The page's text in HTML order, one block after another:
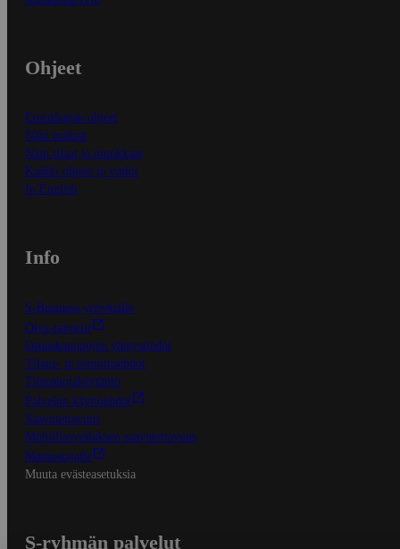
Ohjeet
Ensitilaajan ohjeet
Näin maksat
Näin tilaat ja muokkaat
Kaikki ohjeet ja vinkit
In English
Info
S-Business yrityksille
Oiva-raportit
Osuuskauppojen yhteystiedot
Tilaus- ja toimitusehdot
Tietosuojakäytäntö
Palvelun käyttöehdot
Saavutettavuus
Mobiilisovelluksen saavutettavuus
Mainostajalle
Muuta evästeasetuksia
S-ryhmän palvelut